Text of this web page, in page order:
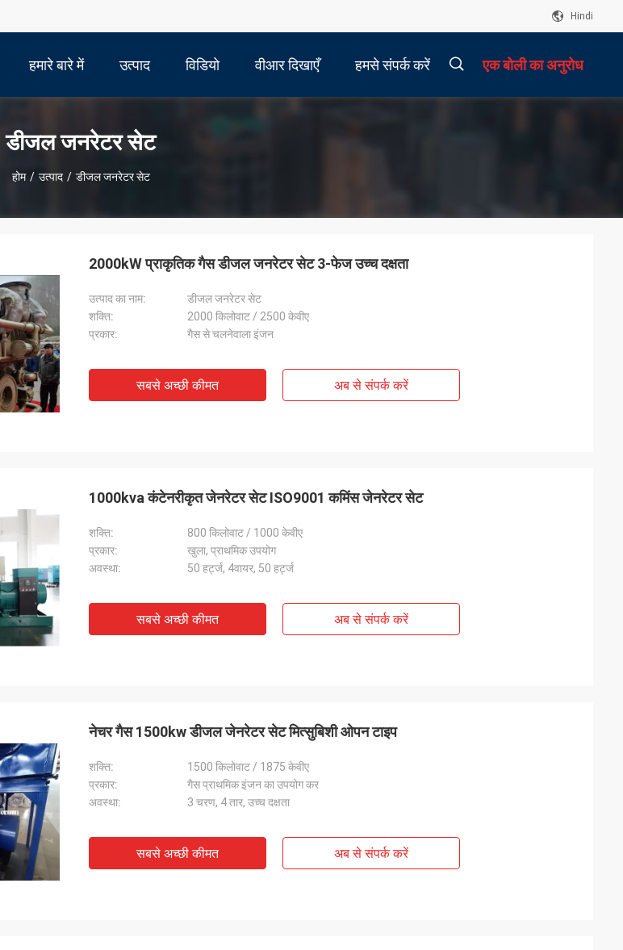
Hindi
हमारे बारे में उत्पाद विडियो वीआर दिखाएँ हमसे संपर्क करें एक बोली का अनुरोध
डीजल जनरेटर सेट
होम / उत्पाद / डीजल जनरेटर सेट
2000kW प्राकृतिक गैस डीजल जनरेटर सेट 3-फेज उच्च दक्षता
उत्पाद का नाम:
डीजल जनरेटर सेट
शक्ति:
2000 किलोवाट / 2500 केवीए
प्रकार:
गैस से चलनेवाला इंजन
सबसे अच्छी कीमत अब से संपर्क करें
1000kva कंटेनरीकृत जेनरेटर सेट ISO9001 कमिंस जेनरेटर सेट
शक्ति:
800 किलोवाट / 1000 केवीए
प्रकार:
खुला, प्राथमिक उपयोग
अवस्था:
50 हर्ट्ज, 4वायर, 50 हर्ट्ज
सबसे अच्छी कीमत अब से संपर्क करें
नेचर गैस 1500kw डीजल जेनरेटर सेट मित्सुबिशी ओपन टाइप
शक्ति:
1500 किलोवाट / 1875 केवीए
प्रकार:
गैस प्राथमिक इंजन का उपयोग कर
अवस्था:
3 चरण, 4 तार, उच्च दक्षता
सबसे अच्छी कीमत अब से संपर्क करें